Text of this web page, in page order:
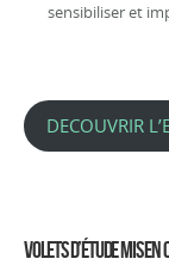
sensibiliser et
DECOUVRIR
Volets D’étude Mis